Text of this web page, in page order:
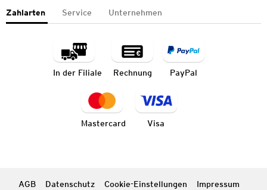
Zahlarten Service Unternehmen
In der Filiale Rechnung PayPal
Mastercard Visa
AGB Datenschutz Cookie-Einstellungen
Impressum